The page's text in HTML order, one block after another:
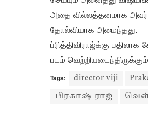
அதை வில்லத்தனமாக
தோல்வியாக அமைந்தது.
ப்ரித்திவிராஜ்க்கு
படம்
Tags: director viji
பிரகாஷ் ராஜ்